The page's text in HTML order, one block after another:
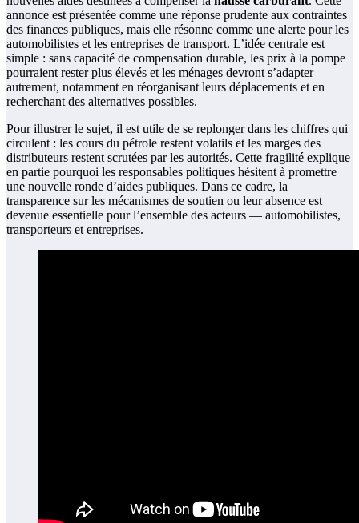
annonce est présentée comme une réponse prudente aux contraintes
des finances publiques, mais elle résonne comme une alerte pour les
automobilistes et les entreprises de transport. L’idée centrale est
simple : sans capacité de compensation durable, les prix à la pompe
pourraient rester plus élevés et les ménages devront s’adapter
autrement, notamment en réorganisant leurs déplacements et en
recherchant des alternatives possibles.
Pour illustrer le sujet, il est utile de se replonger dans les chiffres qui
circulent : les cours du pétrole restent volatils et les marges des
distributeurs restent scrutées par les autorités. Cette fragilité explique
en partie pourquoi les responsables politiques hésitent à promettre
une nouvelle ronde d’aides publiques. Dans ce cadre, la
transparence sur les mécanismes de soutien ou leur absence est
devenue essentielle pour l’ensemble des acteurs — automobilistes,
transporteurs et entreprises.